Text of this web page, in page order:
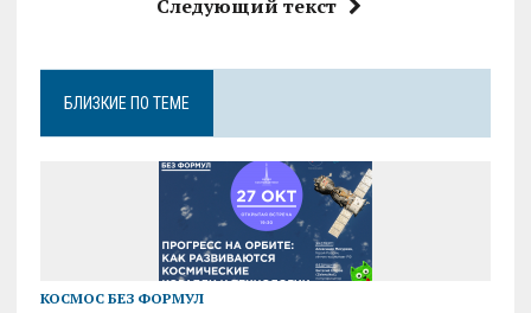
Следующий текст
БЛИЗКИЕ ПО ТЕМЕ
КОСМОС БЕЗ ФОРМУЛ